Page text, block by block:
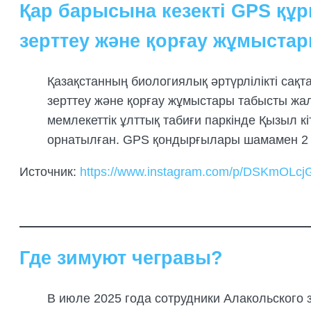
Қар барысына кезекті GPS
зерттеу және қорғау
Қазақстанның биологиялық әртүрлілікті
зерттеу және қорғау жұмыстары табысты
мемлекеттік ұлттық табиғи паркінде Қызыл
орнатылған. GPS қондырғылары шамамен 2
Источник: https://www.instagram.com/p/
Где зимуют чегравы?
В июле 2025 года сотрудники